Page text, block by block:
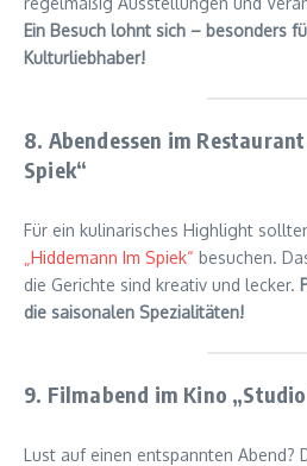
Ein Besuch lohnt sich – besonders
Kulturliebhaber!
8. Abendessen im
Spiek“
Für ein kulinarisches Highlight
„Hiddemann Im Spiek“ besuchen.
die Gerichte sind kreativ und lecker.
die saisonalen Spezialitäten!
9. Filmabend im Kino
Lust auf einen entspannten Abend?